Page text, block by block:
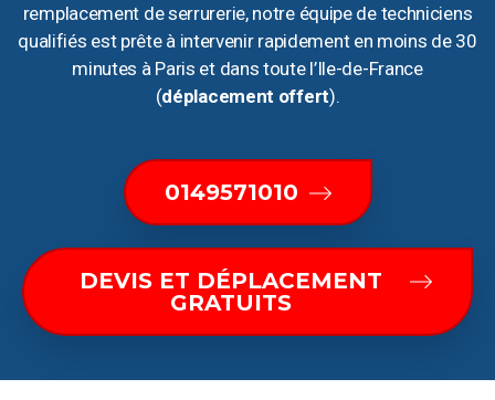
remplacement de serrurerie, notre équipe de techniciens
qualifiés est prête à intervenir rapidement en moins de 30
minutes à Paris et dans toute l’Ile-de-France
(déplacement offert).
0149571010
DEVIS ET DÉPLACEMENT
GRATUITS